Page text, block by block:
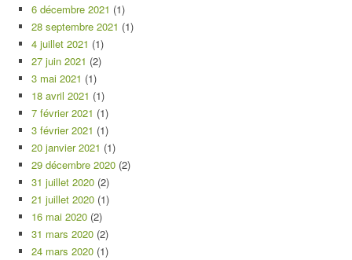
6 décembre 2021 (1)
28 septembre 2021 (1)
4 juillet 2021 (1)
27 juin 2021 (2)
3 mai 2021 (1)
18 avril 2021 (1)
7 février 2021 (1)
3 février 2021 (1)
20 janvier 2021 (1)
29 décembre 2020 (2)
31 juillet 2020 (2)
21 juillet 2020 (1)
16 mai 2020 (2)
31 mars 2020 (2)
24 mars 2020 (1)